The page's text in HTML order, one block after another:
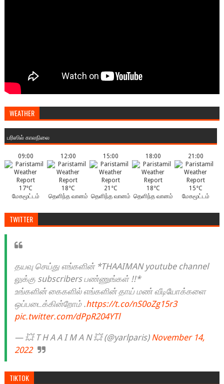
WEATHER
பரிஸில் காலநிலை
09:00
17°C
மேகமூட்டம்
12:00
18°C
தெளிந்த வானம்
15:00
21°C
தெளிந்த வானம்
18:00
18°C
தெளிந்த வானம்
21:00
15°C
மேகமூட்டம்
TWITTER
தயவு செய்து எங்களின் *THAAIMAN youtube channel
லுக்கு subscribers பண்ணுங்கள் !!*
உங்களின் கைகளில் எங்களின் தாய் மண் வீடியோக்களை
ஒப்படைக்கின்றோம் .https://t.co/nS0oZg15r3
pic.twitter.com/dPpR204YTl
— 💥 T H A A I M A N 💥 (@yarlparis) November 14,
2022
TIKTOK